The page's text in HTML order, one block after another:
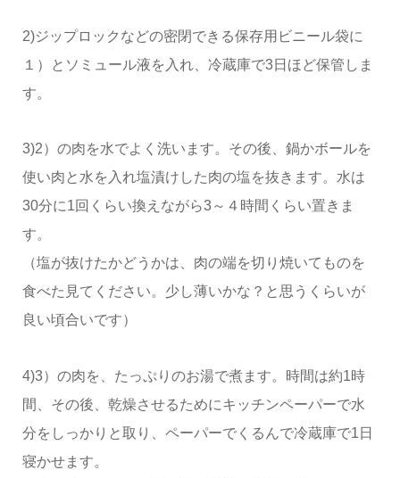
2)ジップロックなどの密閉できる保存用ビニール袋に
１）とソミュール液を入れ、冷蔵庫で3日ほど保管しま
す。
3)2）の肉を水でよく洗います。その後、鍋かボールを
使い肉と水を入れ塩漬けした肉の塩を抜きます。水は
30分に1回くらい換えながら3～４時間くらい置きま
す。
（塩が抜けたかどうかは、肉の端を切り焼いてものを
食べた見てください。少し薄いかな？と思うくらいが
良い頃合いです）
4)3）の肉を、たっぷりのお湯で煮ます。時間は約1時
間、その後、乾燥させるためにキッチンペーパーで水
分をしっかりと取り、ペーパーでくるんで冷蔵庫で1日
寝かせます。